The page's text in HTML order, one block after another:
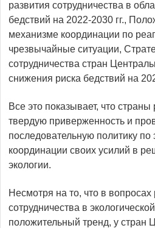
развития сотрудничества в
бедствий на 2022-2030 гг.,
механизме координации по
чрезвычайные ситуации,
сотрудничества стран
снижения риска бедствий на
Все это показывает, что
твердую приверженность и
последовательную политику
координации своих усилий в
экологии.
Несмотря на то, что в вопросах
сотрудничества в
положительный тренд, у стран